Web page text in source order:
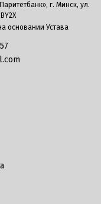
г. Минск, ул.
основании Устава